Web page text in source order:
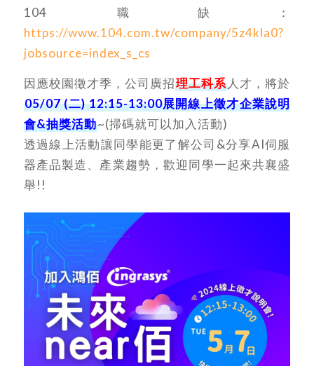
104 職缺：
https://www.104.com.tw/company/5z4kla0?
jobsource=index_s_cs
因應校園徵才季，公司廣招理工科系人才，將於
05/07 (二) 12:15-13:00展開線上徵才企業說明
會&抽獎活動~(掃碼就可以加入活動)
透過線上活動讓同學能更了解公司&分享AI伺服
器產品製造、產業趨勢，歡迎同學一起來共襄盛
舉!!